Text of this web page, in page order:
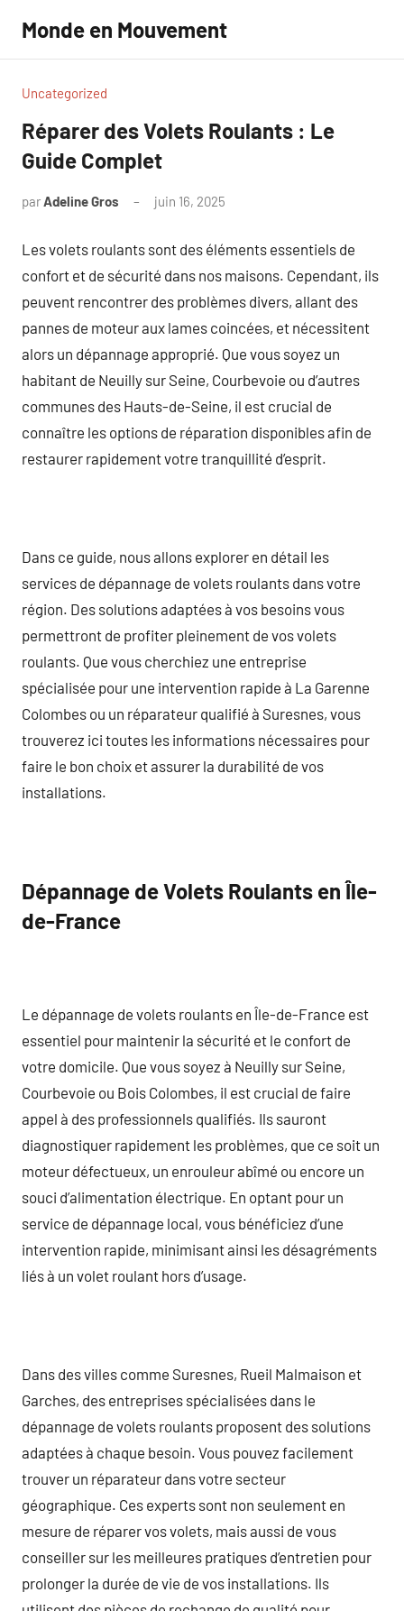
contenu
Monde en Mouvement
Uncategorized
Réparer des Volets Roulants : Le
Guide Complet
parAdeline Gros juin 16, 2025
Les volets roulants sont des éléments essentiels de
confort et de sécurité dans nos maisons. Cependant, ils
peuvent rencontrer des problèmes divers, allant des
pannes de moteur aux lames coincées, et nécessitent
alors un dépannage approprié. Que vous soyez un
habitant de Neuilly sur Seine, Courbevoie ou d’autres
communes des Hauts-de-Seine, il est crucial de
connaître les options de réparation disponibles afin de
restaurer rapidement votre tranquillité d’esprit.
Dans ce guide, nous allons explorer en détail les
services de dépannage de volets roulants dans votre
région. Des solutions adaptées à vos besoins vous
permettront de profiter pleinement de vos volets
roulants. Que vous cherchiez une entreprise
spécialisée pour une intervention rapide à La Garenne
Colombes ou un réparateur qualifié à Suresnes, vous
trouverez ici toutes les informations nécessaires pour
faire le bon choix et assurer la durabilité de vos
installations.
Dépannage de Volets Roulants en Île-
de-France
Le dépannage de volets roulants en Île-de-France est
essentiel pour maintenir la sécurité et le confort de
votre domicile. Que vous soyez à Neuilly sur Seine,
Courbevoie ou Bois Colombes, il est crucial de faire
appel à des professionnels qualifiés. Ils sauront
diagnostiquer rapidement les problèmes, que ce soit un
moteur défectueux, un enrouleur abîmé ou encore un
souci d’alimentation électrique. En optant pour un
service de dépannage local, vous bénéficiez d’une
intervention rapide, minimisant ainsi les désagréments
liés à un volet roulant hors d’usage.
Dans des villes comme Suresnes, Rueil Malmaison et
Garches, des entreprises spécialisées dans le
dépannage de volets roulants proposent des solutions
adaptées à chaque besoin. Vous pouvez facilement
trouver un réparateur dans votre secteur
géographique. Ces experts sont non seulement en
mesure de réparer vos volets, mais aussi de vous
conseiller sur les meilleures pratiques d’entretien pour
prolonger la durée de vie de vos installations. Ils